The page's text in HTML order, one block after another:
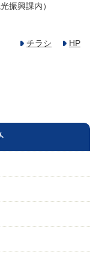
振興課内）
チラシ HP